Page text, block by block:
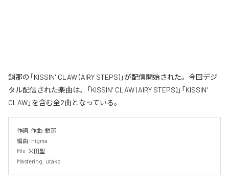
鎖那の「KISSIN' CLAW (AIRY STEPS)」が配信開始された。今回デジ
タル配信された楽曲は、「KISSIN' CLAW (AIRY STEPS)」「KISSIN'
CLAW」を含む全2曲となっている。
作詞, 作曲: 鎖那
編曲: higma
Mix: 米田聖
Mastering: utako